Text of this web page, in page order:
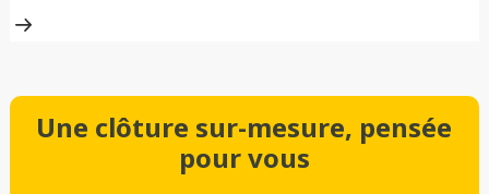
Une clôture sur-mesure, pensée
pour vous